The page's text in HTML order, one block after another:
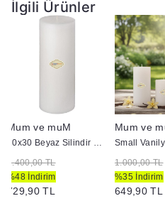
edin.
Mumları yanıcı maddelerin
İlgili Ürünler
Mum ve muM
10x30 Beyaz Silindir Mum
1.400,00 TL
%48 İndirim
729,90 TL
Mum ve
1.000,00 TL
%35 İndirim
649,90 TL